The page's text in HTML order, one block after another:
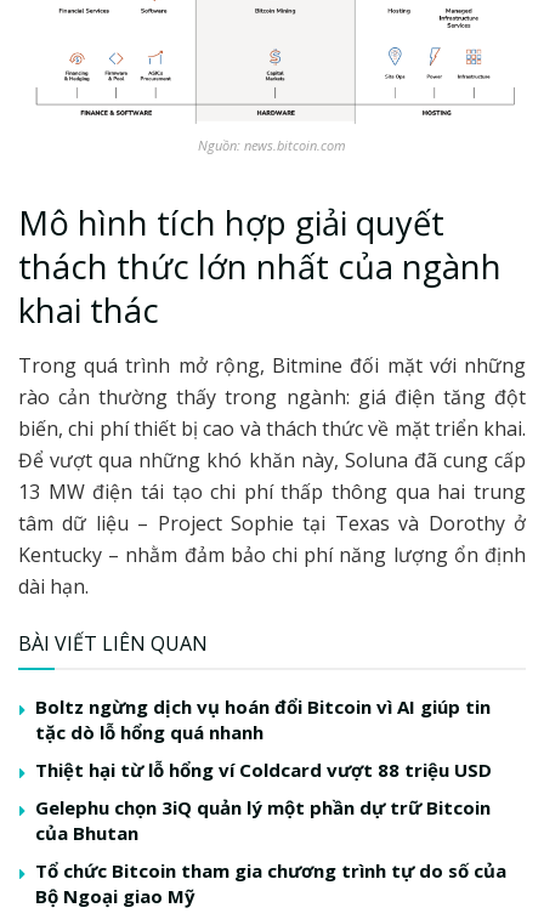
Nguồn: news.bitcoin.com
Mô hình tích hợp giải quyết
thách thức lớn nhất của ngành
khai thác
Trong quá trình mở rộng, Bitmine đối mặt với những
rào cản thường thấy trong ngành: giá điện tăng đột
biến, chi phí thiết bị cao và thách thức về mặt triển khai.
Để vượt qua những khó khăn này, Soluna đã cung cấp
13 MW điện tái tạo chi phí thấp thông qua hai trung
tâm dữ liệu – Project Sophie tại Texas và Dorothy ở
Kentucky – nhằm đảm bảo chi phí năng lượng ổn định
dài hạn.
BÀI VIẾT LIÊN QUAN
Boltz ngừng dịch vụ hoán đổi Bitcoin vì AI giúp tin
tặc dò lỗ hổng quá nhanh
Thiệt hại từ lỗ hổng ví Coldcard vượt 88 triệu USD
Gelephu chọn 3iQ quản lý một phần dự trữ Bitcoin
của Bhutan
Tổ chức Bitcoin tham gia chương trình tự do số của
Bộ Ngoại giao Mỹ